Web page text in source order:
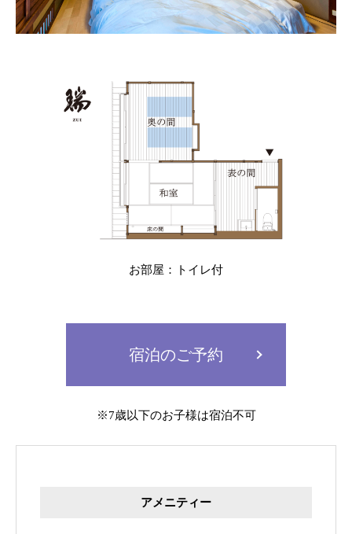
お部屋：トイレ付
宿泊のご予約
※7歳以下のお子様は宿泊不可
アメニティー